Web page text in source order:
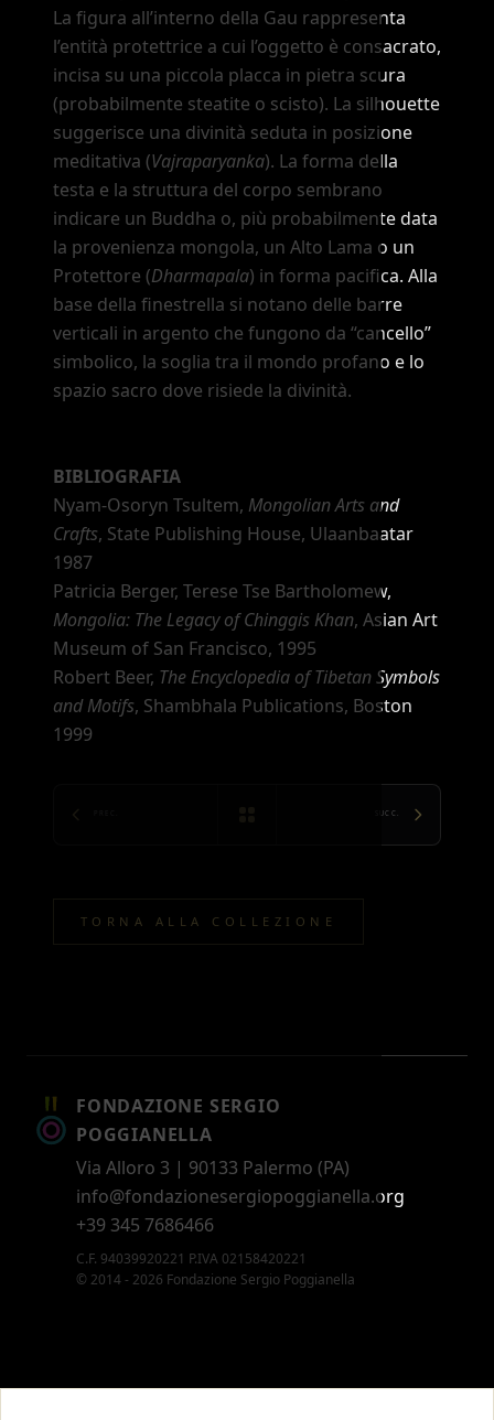
La figura all’interno della Gau rappresenta
l’entità protettrice a cui l’oggetto è consacrato,
incisa su una piccola placca in pietra scura
(probabilmente steatite o scisto). La silhouette
suggerisce una divinità seduta in posizione
meditativa (Vajraparyanka). La forma della
testa e la struttura del corpo sembrano
indicare un Buddha o, più probabilmente data
la provenienza mongola, un Alto Lama o un
Protettore (Dharmapala) in forma pacifica. Alla
base della finestrella si notano delle barre
verticali in argento che fungono da “cancello”
simbolico, la soglia tra il mondo profano e lo
spazio sacro dove risiede la divinità.
BIBLIOGRAFIA
Nyam-Osoryn Tsultem, Mongolian Arts and
Crafts, State Publishing House, Ulaanbaatar
1987
Patricia Berger, Terese Tse Bartholomew,
Mongolia: The Legacy of Chinggis Khan, Asian Art
Museum of San Francisco, 1995
Robert Beer, The Encyclopedia of Tibetan Symbols
and Motifs, Shambhala Publications, Boston
1999
SUCC.
TORNA ALLA COLLEZIONE
FONDAZIONE SERGIO
POGGIANELLA
Via Alloro 3 | 90133 Palermo (PA)
info@fondazionesergiopoggianella.org
+39 345 7686466
C.F. 94039920221 P.IVA 02158420221
© 2014 - 2026 Fondazione Sergio Poggianella